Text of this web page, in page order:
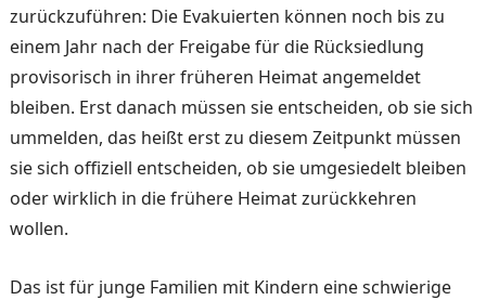
zurückzuführen: Die Evakuierten können noch bis zu
einem Jahr nach der Frei­gabe für die Rücksiedlung
provisorisch in ihrer früheren Heimat angemeldet
bleiben. Erst danach müssen sie ent­scheiden, ob sie sich
ummel­den, das heißt erst zu diesem Zeitpunkt müssen
sie sich of­fiziell entscheiden, ob sie um­gesiedelt bleiben
oder wirk­lich in die frühere Heimat zu­rückkehren
wollen.
Das ist für junge Familien mit Kindern eine schwierige